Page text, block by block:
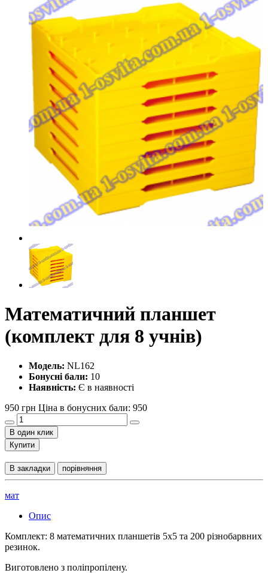
Математичний планшет
(комплект для 8 учнів)
Модель: NL162
Бонусні бали: 10
Наявність: Є в наявності
950 грн Ціна в бонусних бали: 950
В один клик
Купити
В закладки порівняння
мат
Опис
Комплект: 8 математичних планшетів 5х5 та 200 різнобарвних
резинок.
Виготовлено з поліпропілену.